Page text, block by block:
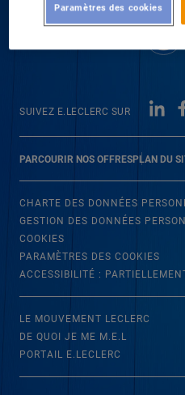
PARCOURIR NOS OFFRESPLAN DU
SUIVEZ E.LECLERC SUR
CHARTE DES DONNÉES
GESTION DES DONNÉES
COOKIES
PARAMÈTRES DES COOKIES
ACCESSIBILITÉ :
LE MOUVEMENT LECLERC
DE QUOI JE ME M.E.L
PORTAIL E.LECLERC
Paramètres des cookies